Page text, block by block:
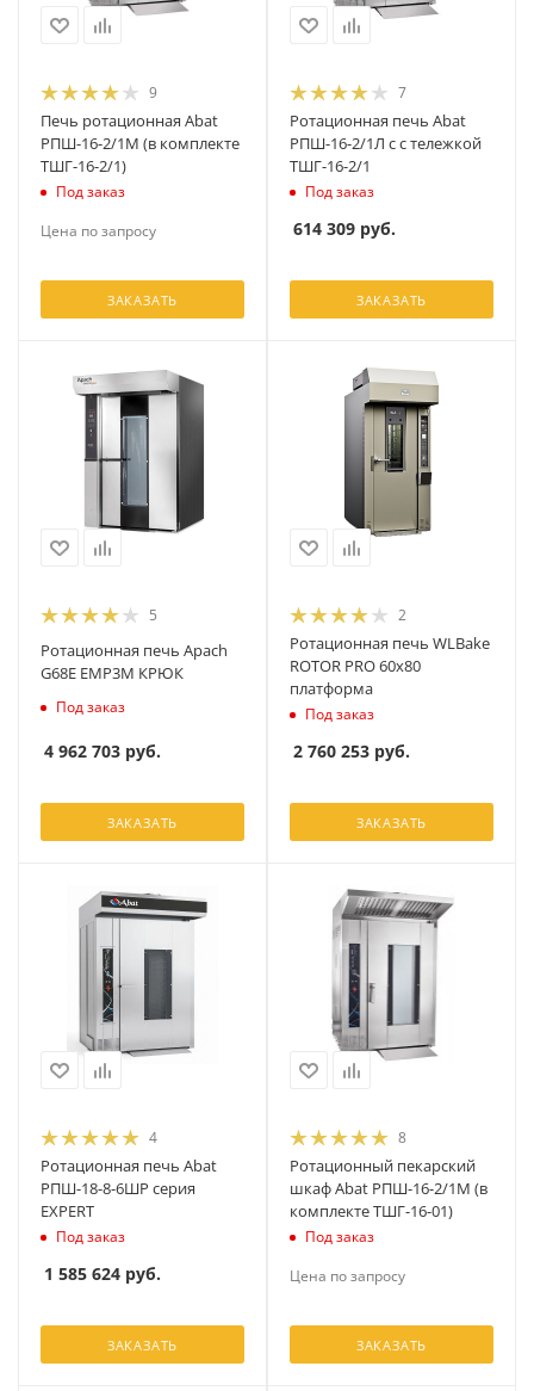
9
Печь ротационная Abat
РПШ-16-2/1М (в комплекте
ТШГ-16-2/1)
Под заказ
Цена по запросу
ЗАКАЗАТЬ
7
Ротационная печь Abat
РПШ-16-2/1Л с с тележкой
ТШГ-16-2/1
Под заказ
614 309 руб.
ЗАКАЗАТЬ
5
Ротационная печь Apach
G68E EMP3M КРЮК
Под заказ
4 962 703 руб.
ЗАКАЗАТЬ
2
Ротационная печь WLBake
ROTOR PRO 60x80
платформа
Под заказ
2 760 253 руб.
ЗАКАЗАТЬ
4
Ротационная печь Abat
РПШ-18-8-6ШР серия
EXPERT
Под заказ
1 585 624 руб.
ЗАКАЗАТЬ
8
Ротационный пекарский
шкаф Abat РПШ-16-2/1М (в
комплекте ТШГ-16-01)
Под заказ
Цена по запросу
ЗАКАЗАТЬ